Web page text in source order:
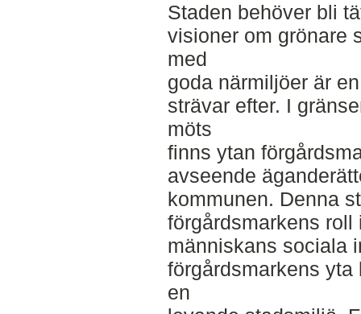
Staden behöver bli
visioner om grönare
med
goda närmiljöer är
strävar efter. I
möts
finns ytan
avseende
kommunen. Denna
förgårdsmarkens
människans sociala
förgårdsmarkens
en